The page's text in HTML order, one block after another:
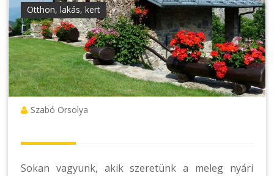
Otthon, lakás, kert
Szabó Orsolya
Sokan vagyunk, akik szeretünk a meleg nyári